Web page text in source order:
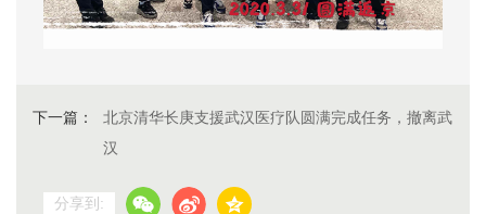
下一篇：
北京清华长庚支援武汉医疗队圆满完成任务，撤离武
汉
分享到: